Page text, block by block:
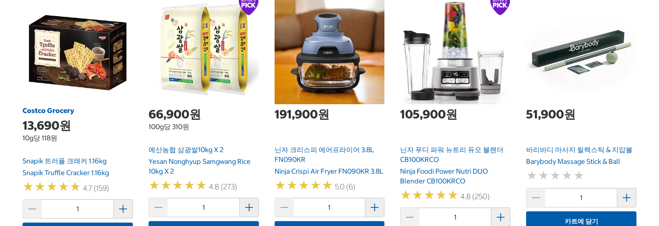
Costco Grocery
13,690원
10g당 118원
Snapik 트러플 크래커 1.16kg
Snapik Truffle Cracker 1.16kg
★★★★★
★★★★★ 4.7 (159)
66,900원
100g당 310원
예산농협 삼광쌀10kg X 2
Yesan Nonghyup Samgwang Rice
10kg X 2
★★★★★
★★★★★ 4.8 (273)
191,900원
닌자 크리스피 에어프라이어 3.8L
FN090KR
Ninja Crispi Air Fryer FN090KR 3.8L
★★★★★
★★★★★ 5.0 (6)
105,900원
닌자 푸디 파워 뉴트리 듀오 블렌더
CB100KRCO
Ninja Foodi Power Nutri DUO
Blender CB100KRCO
★★★★★
★★★★★ 4.8 (250)
51,900원
바리바디 마사지 릴렉스틱 & 지압볼
Barybody Massage Stick & Ball
★ ★ ★ ★ ★
★ ★ ★ ★ ★
카트에 담기